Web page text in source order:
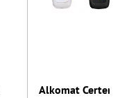
Alkomat Certen